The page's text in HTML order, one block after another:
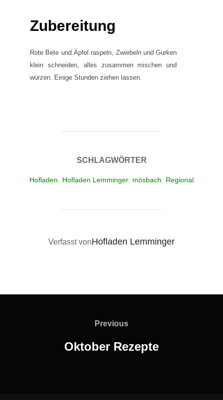
Zubereitung
Rote Bete und Äpfel raspeln, Zwiebeln und Gurken
klein schneiden, alles zusammen mischen und
würzen. Einige Stunden ziehen lassen.
SCHLAGWÖRTER
Hofladen, Hofladen Lemminger, mösbach, Regional
BEITRAGSAUTOR
Verfasst vonHofladen Lemminger
Previous
Previous
Oktober Rezepte